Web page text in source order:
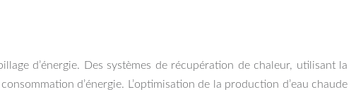
d’énergie. Des systèmes de récupération de chaleur, utilisant la
d’énergie. L’optimisation de la production d’eau chaude